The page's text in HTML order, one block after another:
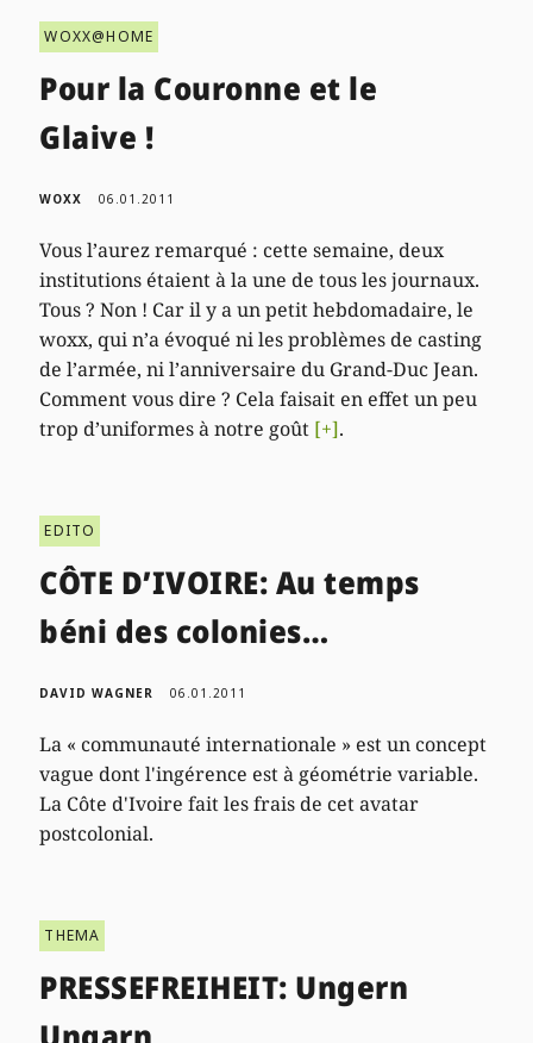
WOXX@HOME
Pour la Couronne et le
Glaive !
WOXX 06.01.2011
Vous l’aurez remarqué : cette semaine, deux
institutions étaient à la une de tous les journaux.
Tous ? Non ! Car il y a un petit hebdomadaire, le
woxx, qui n’a évoqué ni les problèmes de casting
de l’armée, ni l’anniversaire du Grand-Duc Jean.
Comment vous dire ? Cela faisait en effet un peu
trop d’uniformes à notre goût [+].
EDITO
CÔTE D’IVOIRE: Au temps
béni des colonies…
DAVID WAGNER 06.01.2011
La « communauté internationale » est un concept
vague dont l'ingérence est à géométrie variable.
La Côte d'Ivoire fait les frais de cet avatar
postcolonial.
THEMA
PRESSEFREIHEIT: Ungern